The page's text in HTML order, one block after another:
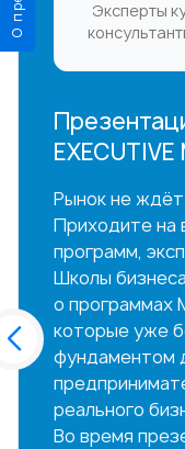
Эксперты
EXECUTIVE
Рынок не
Приходите на
программ,
Школы
о программах
которые уже
фундаментом
реального
Во время